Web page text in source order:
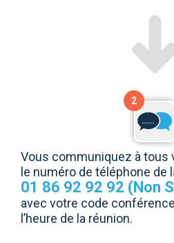
2
Vous communiquez à tous
le numéro de téléphone de
01 86 92 92 92 (Non
avec votre code
l’heure de la réunion.